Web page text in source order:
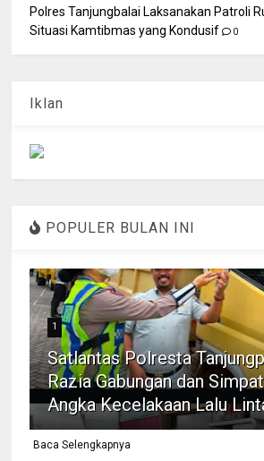
Polres Tanjungbalai Laksanakan Patroli
Situasi Kamtibmas yang Kondusif
0
Iklan
POPULER BULAN INI
1
Satlantas Polresta
Razia Gabungan dan
Angka Kecelakaan Lalu
Baca Selengkapnya